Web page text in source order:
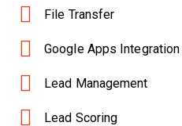
File Transfer
Google Apps Integration
Lead Management
Lead Scoring